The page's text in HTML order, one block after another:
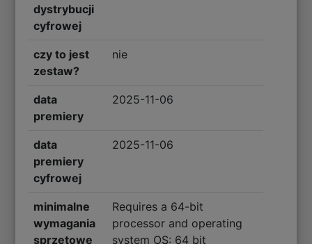
dystrybucji
cyfrowej
czy to jest
zestaw?
nie
data
premiery
2025-11-06
data
premiery
cyfrowej
2025-11-06
minimalne
wymagania
sprzętowe
Requires a 64-bit
processor and operating
system OS: 64 bit